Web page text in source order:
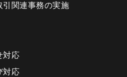
引関連事務の実施
対応
対応